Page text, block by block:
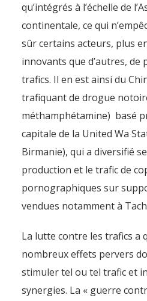
qu’intégrés à l’échelle de
continentale, ce qui
sûr certains acteurs, plus
innovants que d’autres,
trafics. Il en est ainsi du
trafiquant de drogue
méthamphétamine) basé
capitale de la United Wa
Birmanie), qui a diversifié
production et le trafic de
pornographiques sur
vendues notamment à
La lutte contre les trafics a
nombreux effets pervers
stimuler tel ou tel trafic et
synergies. La « guerre